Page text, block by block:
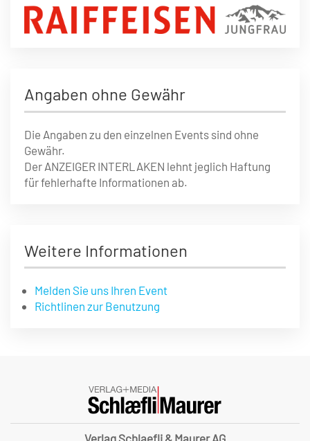
Angaben ohne Gewähr
Die Angaben zu den einzelnen Events sind ohne
Gewähr.
Der ANZEIGER INTERLAKEN lehnt jeglich Haftung
für fehlerhafte Informationen ab.
Weitere Informationen
Melden Sie uns Ihren Event
Richtlinen zur Benutzung
Verlag Schlaefli & Maurer AG